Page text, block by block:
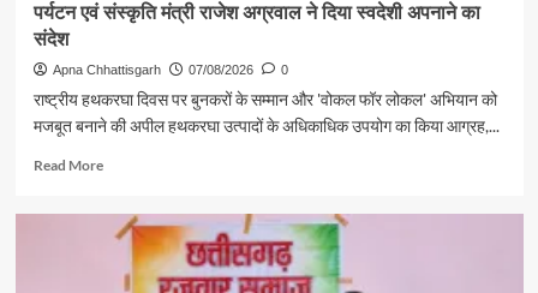
पर्यटन एवं संस्कृति मंत्री राजेश अग्रवाल ने दिया स्वदेशी अपनाने का
संदेश
Apna Chhattisgarh 07/08/2026 0
राष्ट्रीय हथकरघा दिवस पर बुनकरों के सम्मान और 'वोकल फॉर लोकल' अभियान को
मजबूत बनाने की अपील हथकरघा उत्पादों के अधिकाधिक उपयोग का किया आग्रह,...
Read MoreRead
पर्यटन
संस्कृति